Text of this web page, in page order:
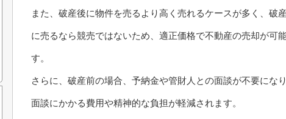
また、破産後に物件を売るより高く売れるケースが多く、破
に売るなら競売ではないため、適正価格で不動産の売却が可
す。
さらに、破産前の場合、予納金や管財人との面談が不要になり
面談にかかる費用や精神的な負担が軽減されます。